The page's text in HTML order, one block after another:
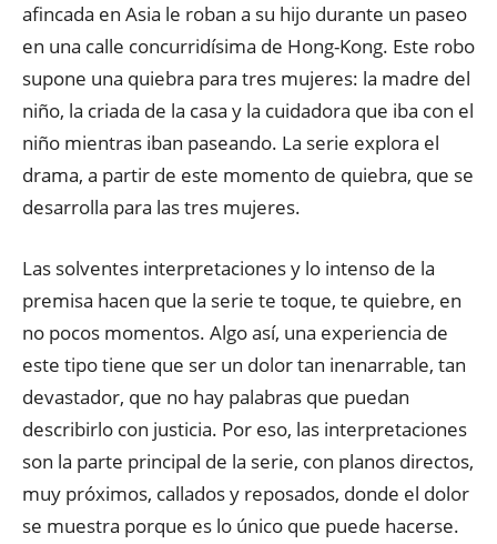
afincada en Asia le roban a su hijo durante un paseo
en una calle concurridísima de Hong-Kong. Este robo
supone una quiebra para tres mujeres: la madre del
niño, la criada de la casa y la cuidadora que iba con el
niño mientras iban paseando. La serie explora el
drama, a partir de este momento de quiebra, que se
desarrolla para las tres mujeres.
Las solventes interpretaciones y lo intenso de la
premisa hacen que la serie te toque, te quiebre, en
no pocos momentos. Algo así, una experiencia de
este tipo tiene que ser un dolor tan inenarrable, tan
devastador, que no hay palabras que puedan
describirlo con justicia. Por eso, las interpretaciones
son la parte principal de la serie, con planos directos,
muy próximos, callados y reposados, donde el dolor
se muestra porque es lo único que puede hacerse.